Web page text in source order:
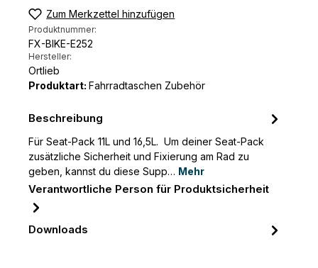
Zum Merkzettel hinzufügen
Produktnummer:
FX-BIKE-E252
Hersteller:
Ortlieb
Produktart: Fahrradtaschen Zubehör
Beschreibung
Für Seat-Pack 11L und 16,5L. Um deiner Seat-Pack
zusätzliche Sicherheit und Fixierung am Rad zu
geben, kannst du diese Supp… Mehr
Verantwortliche Person für Produktsicherheit
Downloads